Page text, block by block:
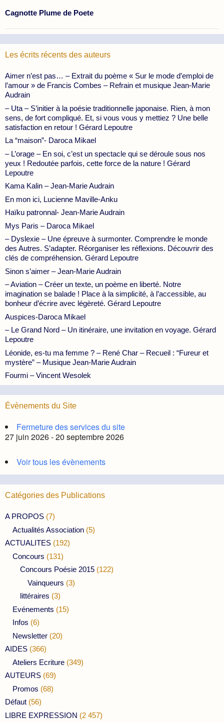
Cagnotte Plume de Poete
Les écrits récents des auteurs
Aimer n’est pas… – Extrait du poème « Sur le mode d’emploi de
l’amour » de Francis Combes – Refrain et musique Jean-Marie
Audrain
– Uta – S’initier à la poésie traditionnelle japonaise. Rien, à mon
sens, de fort compliqué. Et, si vous vous y mettiez ? Une belle
satisfaction en retour ! Gérard Lepoutre
La “maison”- Daroca Mikael
– L’orage – En soi, c’est un spectacle qui se déroule sous nos
yeux ! Redoutée parfois, cette force de la nature ! Gérard
Lepoutre
Kama Kalin – Jean-Marie Audrain
En mon ici, Lucienne Maville-Anku
Haïku patronnal- Jean-Marie Audrain
Mys Paris – Daroca Mikael
– Dyslexie – Une épreuve à surmonter. Comprendre le monde
des Autres. S’adapter. Réorganiser les réflexions. Découvrir des
clés de compréhension. Gérard Lepoutre
Sinon s’aimer – Jean-Marie Audrain
– Aviation – Créer un texte, un poème en liberté. Notre
imagination se balade ! Place à la simplicité, à l’accessible, au
bonheur d’écrire avec légèreté. Gérard Lepoutre
Auspices-Daroca Mikael
– Le Grand Nord – Un itinéraire, une invitation en voyage. Gérard
Lepoutre
Léonide, es-tu ma femme ? – René Char – Recueil : “Fureur et
mystère” – Musique Jean-Marie Audrain
Fourmi – Vincent Wesolek
Évènements du Site
Fermeture des services du site
27 juin 2026 - 20 septembre 2026
Voir tous les évènements
Catégories des Publications
A PROPOS (7)
Actualités Association (5)
ACTUALITES (192)
Concours (131)
Concours Poésie 2015 (122)
Vainqueurs (3)
littéraires (3)
Evénements (15)
Infos (6)
Newsletter (20)
AIDES (366)
Ateliers Ecriture (349)
AUTEURS (69)
Promos (68)
Défaut (56)
LIBRE EXPRESSION (2 457)